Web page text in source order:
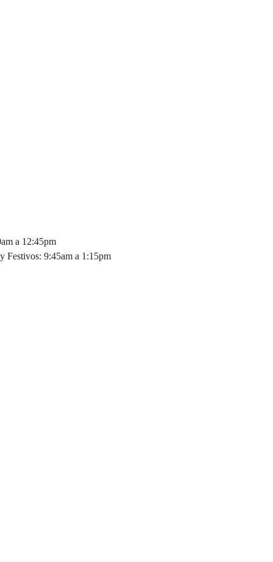
a 12:45pm
Festivos: 9:45am a 1:15pm